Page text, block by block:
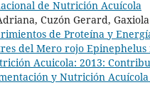
de Nutrición Acuícola
Cuzón Gerard,
de Proteína y
del Mero rojo
Acuicola: 2013:
y Nutrición Acuícola